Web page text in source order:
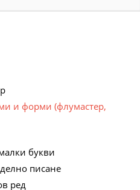
и форми (флумастер,
букви
писане
ред